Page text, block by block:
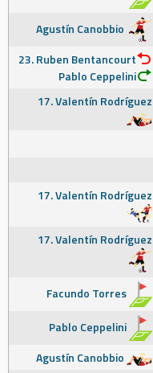
Agustín Canobbio
23. Ruben Bentancourt
Pablo Ceppelini
17. Valentín Rodríguez
17. Valentín Rodríguez
17. Valentín Rodríguez
Facundo Torres
Pablo Ceppelini
Agustín Canobbio